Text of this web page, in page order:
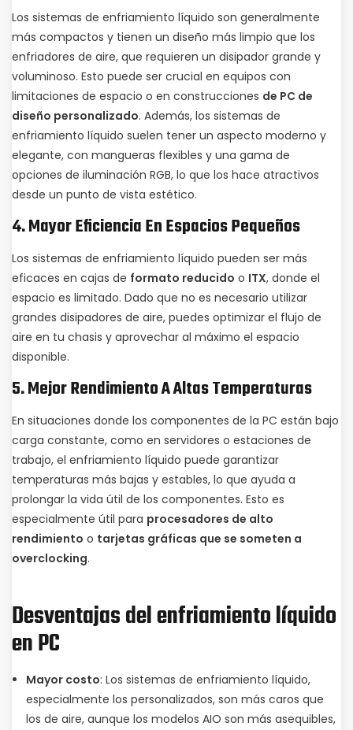
Los sistemas de enfriamiento líquido son generalmente
más compactos y tienen un diseño más limpio que los
enfriadores de aire, que requieren un disipador grande y
voluminoso. Esto puede ser crucial en equipos con
limitaciones de espacio o en construcciones de PC de
diseño personalizado. Además, los sistemas de
enfriamiento líquido suelen tener un aspecto moderno y
elegante, con mangueras flexibles y una gama de
opciones de iluminación RGB, lo que los hace atractivos
desde un punto de vista estético.
4.Mayor Eficiencia En Espacios Pequeños
Los sistemas de enfriamiento líquido pueden ser más
eficaces en cajas de formato reducido o ITX, donde el
espacio es limitado. Dado que no es necesario utilizar
grandes disipadores de aire, puedes optimizar el flujo de
aire en tu chasis y aprovechar al máximo el espacio
disponible.
5.Mejor Rendimiento A Altas Temperaturas
En situaciones donde los componentes de la PC están bajo
carga constante, como en servidores o estaciones de
trabajo, el enfriamiento líquido puede garantizar
temperaturas más bajas y estables, lo que ayuda a
prolongar la vida útil de los componentes. Esto es
especialmente útil para procesadores de alto
rendimiento o tarjetas gráficas que se someten a
overclocking.
Desventajas del enfriamiento líquido
en PC
Mayor costo: Los sistemas de enfriamiento líquido,
especialmente los personalizados, son más caros que
los de aire, aunque los modelos AIO son más asequibles,